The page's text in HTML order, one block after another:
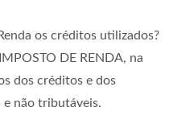
os créditos utilizados?
DE RENDA, na
dos créditos e dos
e não tributáveis.